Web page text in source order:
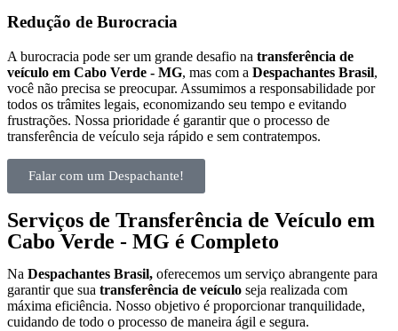
Redução de Burocracia
A burocracia pode ser um grande desafio na transferência de
veículo em Cabo Verde - MG, mas com a Despachantes Brasil,
você não precisa se preocupar. Assumimos a responsabilidade por
todos os trâmites legais, economizando seu tempo e evitando
frustrações. Nossa prioridade é garantir que o processo de
transferência de veículo seja rápido e sem contratempos.
Falar com um Despachante!
Serviços de Transferência de Veículo em
Cabo Verde - MG é Completo
Na Despachantes Brasil, oferecemos um serviço abrangente para
garantir que sua transferência de veículo seja realizada com
máxima eficiência. Nosso objetivo é proporcionar tranquilidade,
cuidando de todo o processo de maneira ágil e segura.